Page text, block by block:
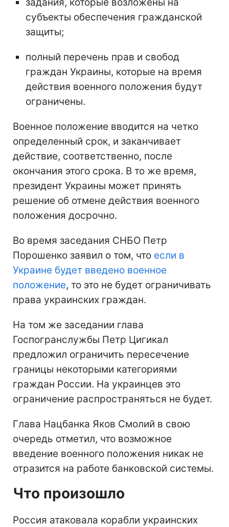
субъекты обеспечения гражданской
защиты;
полный перечень прав и свобод
граждан Украины, которые на время
действия военного положения будут
ограничены.
Военное положение вводится на четко
определенный срок, и заканчивает
действие, соответственно, после
окончания этого срока. В то же время,
президент Украины может принять
решение об отмене действия военного
положения досрочно.
Во время заседания СНБО Петр
Порошенко заявил о том, что если в
Украине будет введено военное
положение, то это не будет ограничивать
права украинских граждан.
На том же заседании глава
Госпогранслужбы Петр Цигикал
предложил ограничить пересечение
границы некоторыми категориями
граждан России. На украинцев это
ограничение распространяться не будет.
Глава Нацбанка Яков Смолий в свою
очередь отметил, что возможное
введение военного положения никак не
отразится на работе банковской системы.
Что произошло
Россия атаковала корабли украинских